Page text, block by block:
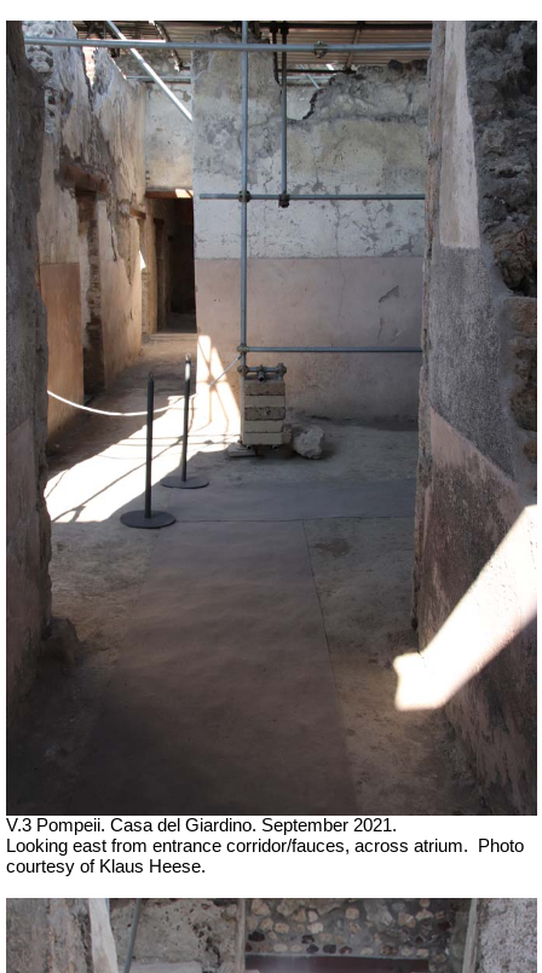
V.3 Pompeii. Casa del Giardino. September 2021.
Looking east from entrance corridor/fauces, across atrium.
Photo
courtesy of Klaus Heese.